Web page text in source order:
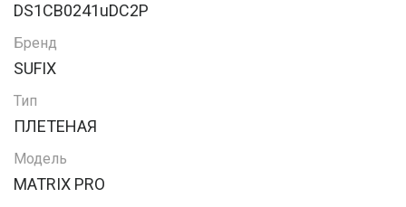
DS1CB0241uDC2P
Бренд
SUFIX
Тип
ПЛЕТЕНАЯ
Модель
MATRIX PRO